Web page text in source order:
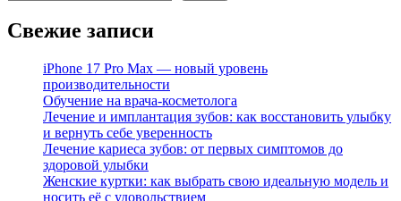
Свежие записи
iPhone 17 Pro Max — новый уровень
производительности
Обучение на врача-косметолога
Лечение и имплантация зубов: как восстановить улыбку
и вернуть себе уверенность
Лечение кариеса зубов: от первых симптомов до
здоровой улыбки
Женские куртки: как выбрать свою идеальную модель и
носить её с удовольствием